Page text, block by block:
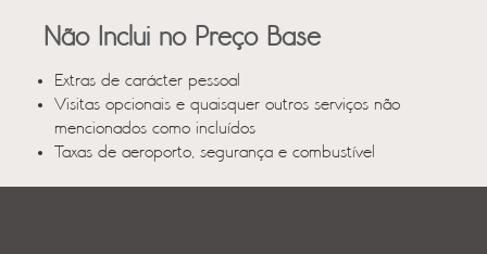
Não Inclui no Preço Base
Extras de carácter pessoal
Visitas opcionais e quaisquer outros serviços não
mencionados como incluídos
Taxas de aeroporto, segurança e combustível